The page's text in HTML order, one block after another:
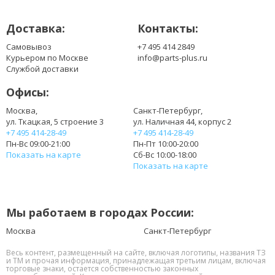
ADP-65VH/B
AP.0650A.001
AP.0650A.002
AP.0650A.005
AP.0650A.007
AP.0650A.010
AP.0650A.011
AP.0650A.012
AP.06501.003
AP.06501.005
AP.06501.007
AP.06501.009
Доставка:
Самовывоз
Курьером по Москве
Службой доставки
Контакты:
+7 495 414 2849
info@parts-plus.ru
Офисы:
Москва,
ул. Ткацкая, 5 строение 3
+7 495 414-28-49
Пн-Вс 09:00-21:00
Показать на карте
Санкт-Петербург,
ул. Наличная 44, корпус 2
+7 495 414-28-49
Пн-Пт 10:00-20:00
Сб-Вс 10:00-18:00
Показать на карте
Мы работаем в городах России:
Москва Санкт-Петербург
Весь контент, размещенный на сайте, включая логотипы, названия ТЗ
и ТМ и прочая информация, принадлежащая третьим лицам, включая
торговые знаки, остается собственностью законных